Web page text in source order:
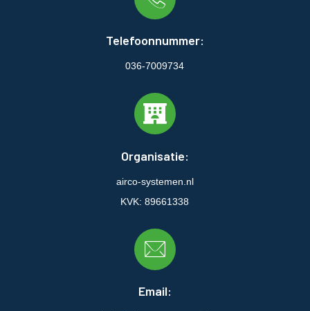
Telefoonnummer:
036-7009734
Organisatie:
airco-systemen.nl
KVK: 89661338
Email: